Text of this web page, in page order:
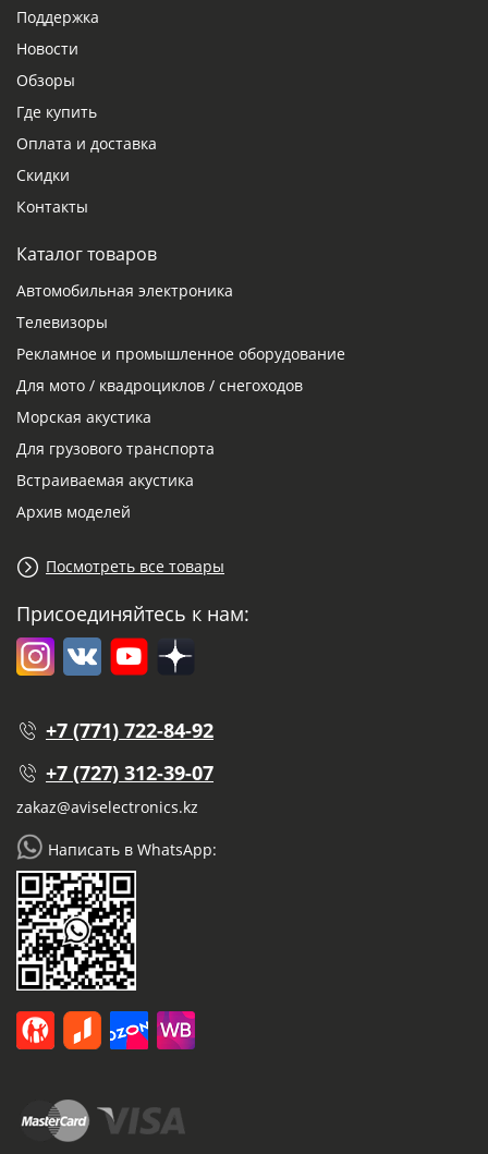
Поддержка
Новости
Обзоры
Где купить
Оплата и доставка
Скидки
Контакты
Каталог товаров
Автомобильная электроника
Телевизоры
Рекламное и промышленное оборудование
Для мото / квадроциклов / снегоходов
Морская акустика
Для грузового транспорта
Встраиваемая акустика
Архив моделей
Посмотреть все товары
Присоединяйтесь к нам:
+7 (771) 722-84-92
+7 (727) 312-39-07
zakaz@aviselectronics.kz
Написать в WhatsApp: